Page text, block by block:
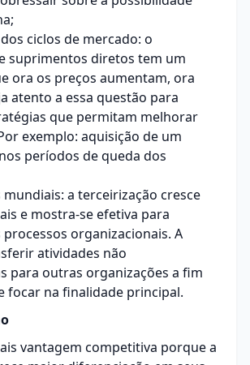
ciclos de mercado: o
suprimentos diretos tem um
ora os preços aumentam, ora
atento a essa questão para
que permitam melhorar
exemplo: aquisição de um
períodos de queda dos
mundiais: a terceirização cresce
e mostra-se efetiva para
organizacionais. A
atividades não
para outras organizações a fim
focar na finalidade principal.
vantagem competitiva porque a